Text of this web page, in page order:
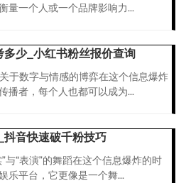
量一个人或一个品牌影响力...
少_小红书粉丝报价查询
于数字与情感的博弈在这个信息爆炸
播者，每个人也都可以成为...
音快速破千粉技巧
与“表演”的舞蹈在这个信息爆炸的时
乐平台，它更像是一个舞...